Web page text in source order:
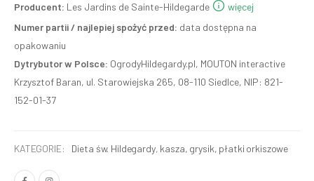
Producent: Les Jardins de Sainte-Hildegarde
więcej
Numer partii / najlepiej spożyć przed: data dostępna na
opakowaniu
Dytrybutor w Polsce: OgrodyHildegardy.pl, MOUTON interactive
Krzysztof Baran, ul. Starowiejska 265, 08-110 Siedlce, NIP: 821-
152-01-37
KATEGORIE: Dieta św. Hildegardy, kasza, grysik, płatki orkiszowe